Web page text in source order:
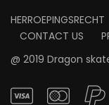
HERROEPINGSRECHT
CONTACT US
@ 2019 Dragon